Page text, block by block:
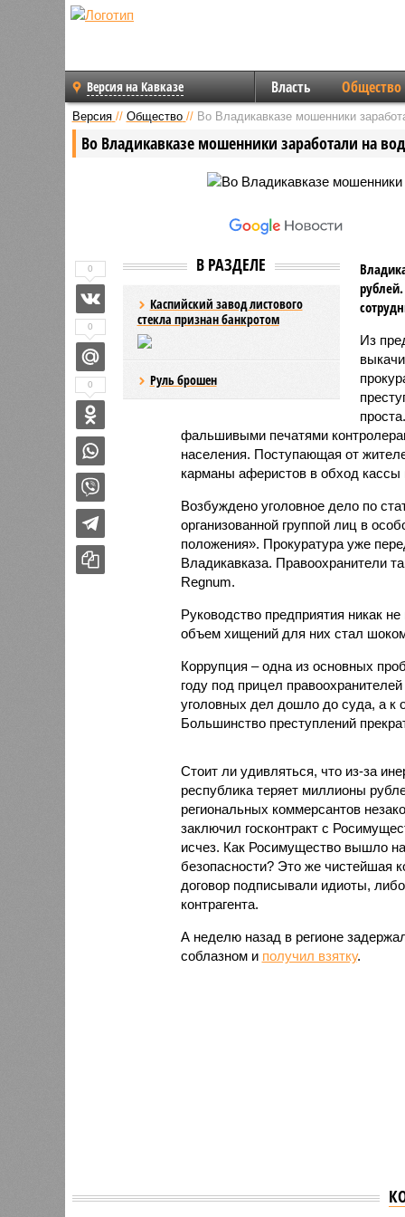
Версия на Кавказе Власть Общество
Версия // Общество // Во Владикавказе мошенники
Во Владикавказе мошенники заработали на
В РАЗДЕЛЕ
Каспийский завод листового
стекла признан банкротом
Руль брошен
Из
фальшивыми печатями
населения. Поступающая от
карманы аферистов в обход кассы
Возбуждено уголовное дело по
организованной группой лиц в
положения». Прокуратура уже
Владикавказа. Правоохранители
Regnum.
Руководство предприятия никак
объем хищений для них стал
Коррупция – одна из основных
году под прицел
уголовных дел дошло до суда, а к
Большинство преступлений
Стоит ли удивляться, что из-за
республика теряет миллионы
региональных коммерсантов
заключил госконтракт с
исчез. Как Росимущество вышло
безопасности? Это же чистейшая
договор подписывали идиоты,
контрагента.
А неделю назад в регионе
соблазном и получил взятку.
0
0
0
Алании на заводе